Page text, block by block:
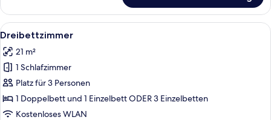
Vierbettzimmer
Alle
Fotos
für
Dreibettzimmer
anzeigen
Ein kleines, ordentlich
4
Dreibettzimmer
21 m²
1 Schlafzimmer
Platz für 3 Personen
1 Doppelbett und 1 Einzelbett ODER 3 Einzelbetten
Kostenloses WLAN